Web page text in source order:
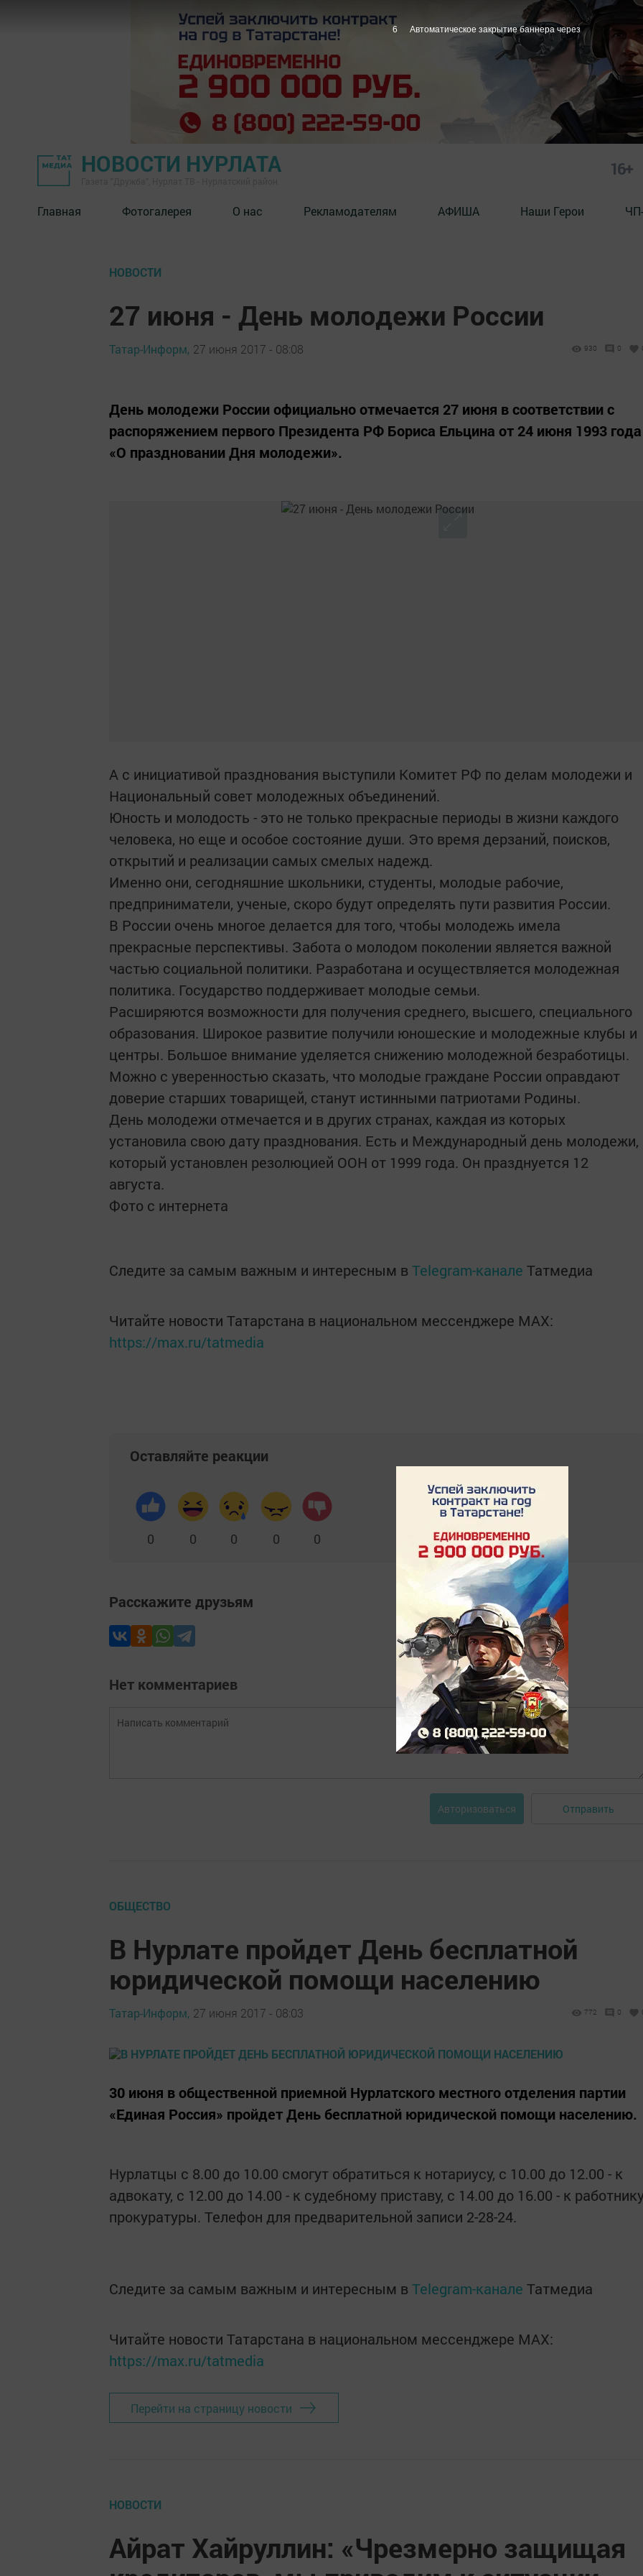
НОВОСТИ НУРЛАТА 16+
Главная Фотогалерея О нас Рекламодателям АФИША Наши Герои
НОВОСТИ
27 июня - День молодежи России
Татар-Информ, 27 июня 2017 - 08:08 930 0
День молодежи России официально отмечается 27 июня в соответствии с
распоряжением первого Президента РФ Бориса Ельцина от 24 июня 1993 года
«О праздновании Дня молодежи».
А с инициативой празднования выступили Комитет РФ по делам молодежи и
Национальный совет молодежных объединений.
Юность и молодость - это не только прекрасные периоды в жизни каждого
человека, но еще и особое состояние души. Это время дерзаний, поисков,
открытий и реализации самых смелых надежд.
Именно они, сегодняшние школьники, студенты, молодые рабочие,
предприниматели, ученые, скоро будут определять пути развития России.
В России очень многое делается для того, чтобы молодежь имела
прекрасные перспективы. Забота о молодом поколении является важной
частью социальной политики. Разработана и осуществляется молодежная
политика. Государство поддерживает молодые семьи.
Расширяются возможности для получения среднего, высшего, специального
образования. Широкое развитие получили юношеские и молодежные клубы и
центры. Большое внимание уделяется снижению молодежной безработицы.
Можно с уверенностью сказать, что молодые граждане России оправдают
доверие старших товарищей, станут истинными патриотами Родины.
День молодежи отмечается и в других странах, каждая из которых
установила свою дату празднования. Есть и Международный день молодежи,
который установлен резолюцией ООН от 1999 года. Он празднуется 12
августа.
Фото с интернета
Следите за самым важным и интересным в Telegram-канале Татмедиа
Читайте новости Татарстана в национальном мессенджере MАХ:
https://max.ru/tatmedia
Оставляйте реакции
0 0 0 0 0
Расскажите друзьям
Нет комментариев
Авторизоваться Отправить
ОБЩЕСТВО
В Нурлате пройдет День бесплатной
юридической помощи населению
Татар-Информ, 27 июня 2017 - 08:03 772 0
30 июня в общественной приемной Нурлатского местного отделения партии
«Единая Россия» пройдет День бесплатной юридической помощи населению.
Нурлатцы с 8.00 до 10.00 смогут обратиться к нотариусу, с 10.00 до 12.00 - к
адвокату, с 12.00 до 14.00 - к судебному приставу, с 14.00 до 16.00 - к
прокуратуры. Телефон для предварительной записи 2-28-24.
Следите за самым важным и интересным в Telegram-канале Татмедиа
Читайте новости Татарстана в национальном мессенджере MАХ:
https://max.ru/tatmedia
Перейти на страницу новости
НОВОСТИ
Айрат Хайруллин: «Чрезмерно защищая
5 Автоматическое закрытие баннера через